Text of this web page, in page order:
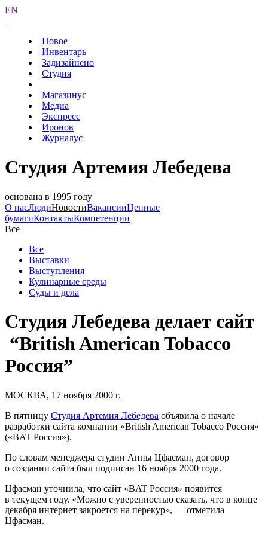
EN
Новое
Инвентарь
Задизайнено
Студия
Магазинус
Медиа
Экспресс
Иронов
Журналус
Студия Артемия Лебедева
основана в 1995 году
О насЛюдиНовостиВакансииЦенные
бумагиКонтактыКомпетенции
Все
Все
Выставки
Выступления
Кулинарные среды
Суды и дела
Студия Лебедева делает сайт
“British American Tobacco
Россия”
МОСКВА, 17 ноября 2000 г.
В пятницу Студия Артемия Лебедева объявила о начале
разработки сайта компании «British American Tobacco Россия»
(«BAT Россия»).
По словам менеджера студии Анны Цфасман, договор
о создании сайта был подписан 16 ноября 2000 года.
Цфасман уточнила, что сайт «BAT Россия» появится
в текущем году. «Можно с уверенностью сказать, что в конце
декабря интернет закроется на перекур», — отметила
Цфасман.